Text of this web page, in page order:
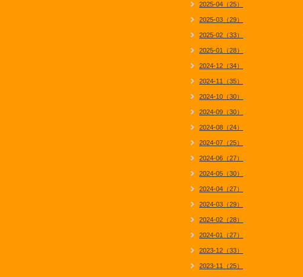
2025-04（25）
2025-03（29）
2025-02（33）
2025-01（28）
2024-12（34）
2024-11（35）
2024-10（30）
2024-09（30）
2024-08（24）
2024-07（25）
2024-06（27）
2024-05（30）
2024-04（27）
2024-03（29）
2024-02（28）
2024-01（27）
2023-12（33）
2023-11（25）